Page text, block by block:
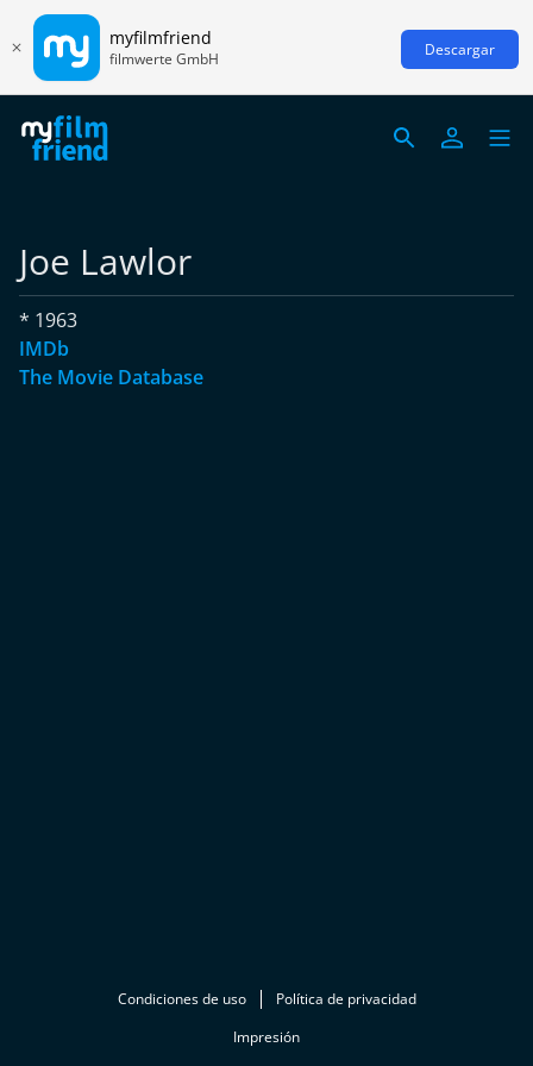
myfilmfriend
filmwerte GmbH Descargar
Joe Lawlor
* 1963
IMDb
The Movie Database
Condiciones de uso
Política de privacidad
Impresión